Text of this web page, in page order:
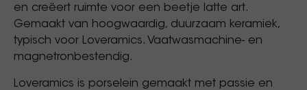
en creëert ruimte voor een beetje latte art.
Gemaakt van hoogwaardig, duurzaam keramiek,
typisch voor Loveramics. Vaatwasmachine- en
magnetronbestendig.
Loveramics is porselein gemaakt met passie en